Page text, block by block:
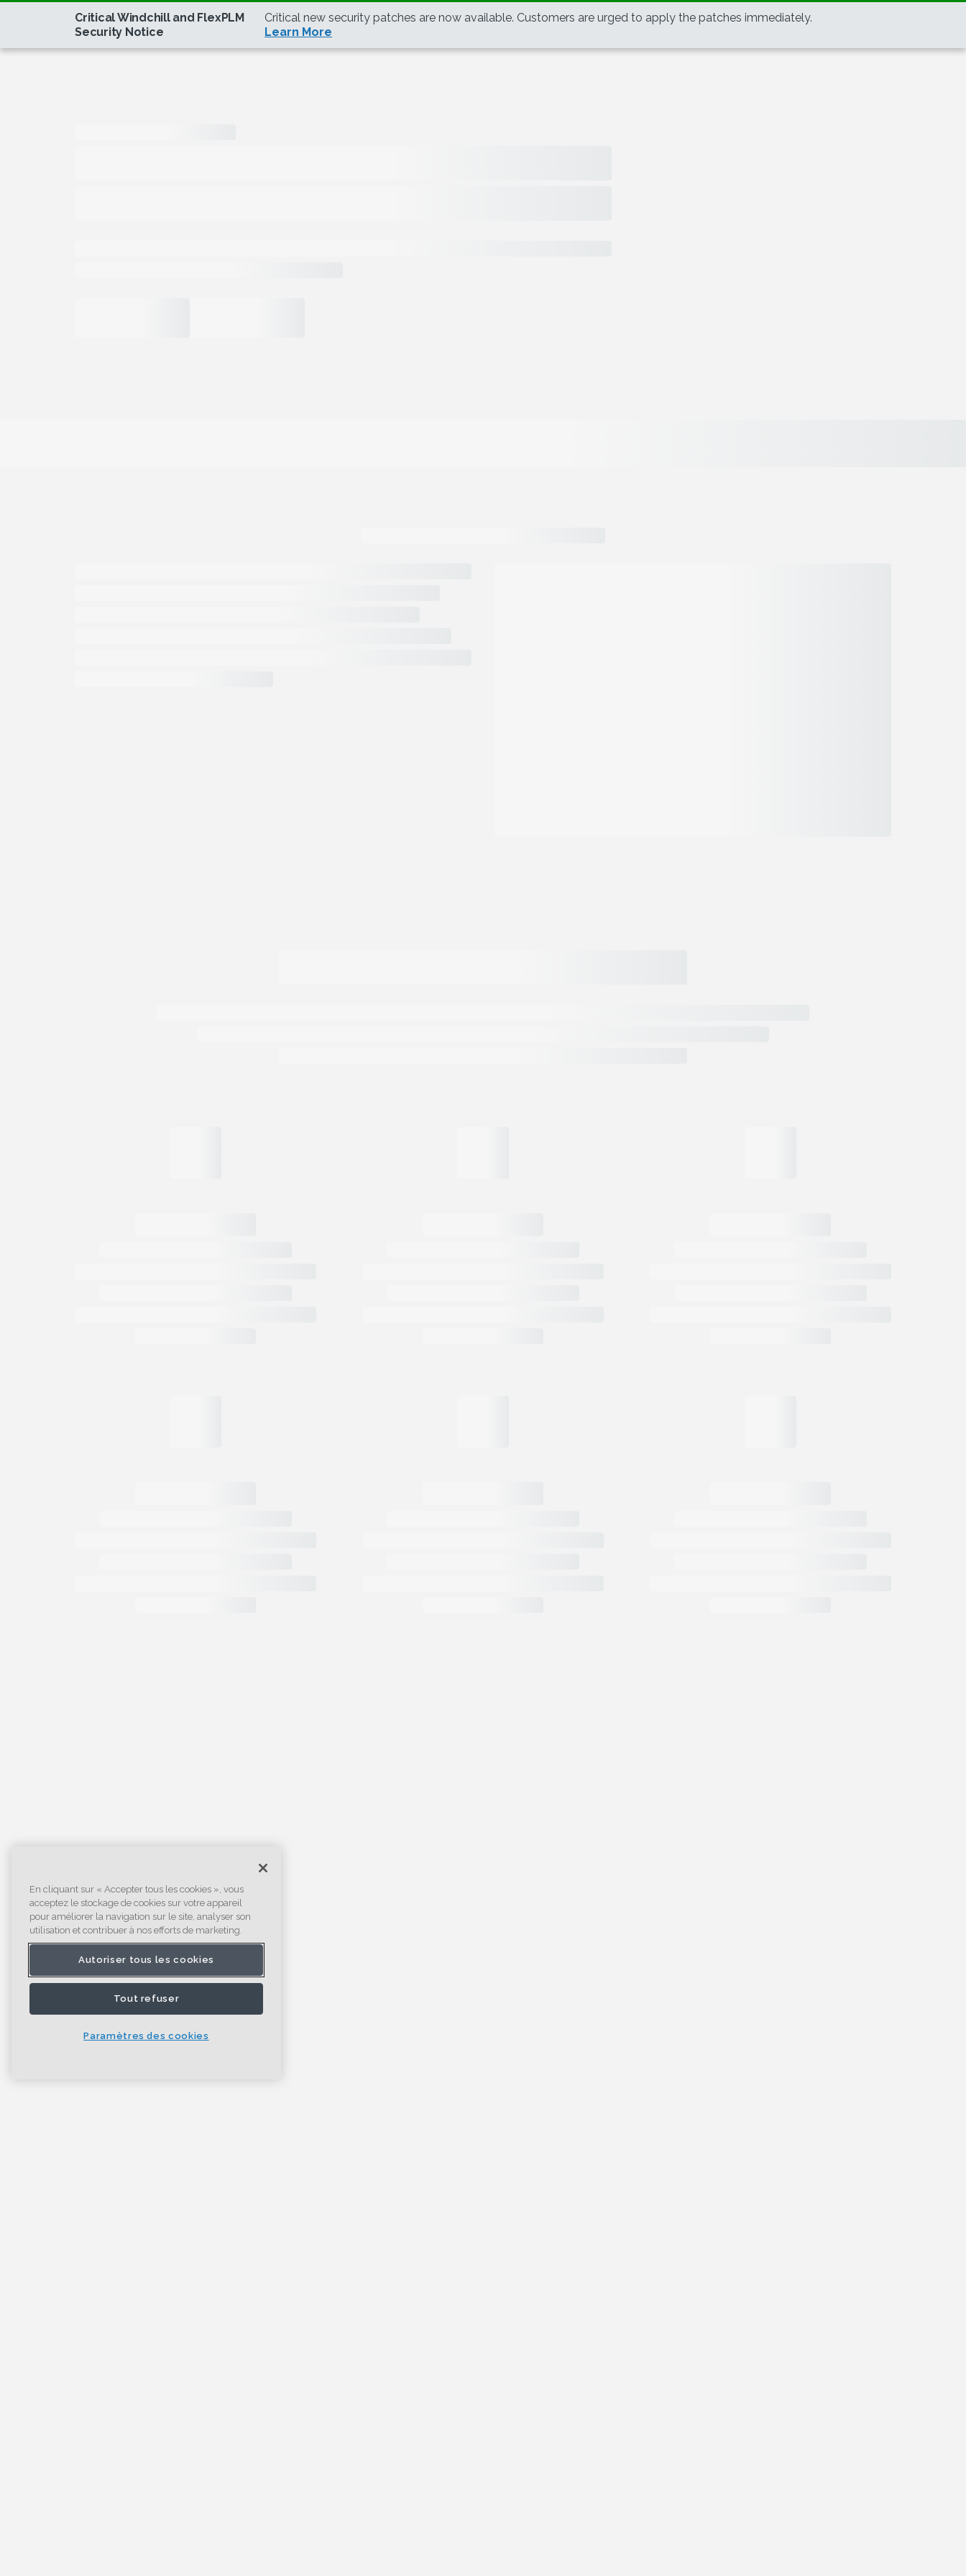
En cliquant sur « Accepter tous les cookies », vous
acceptez le stockage de cookies sur votre appareil
pour améliorer la navigation sur le site, analyser son
utilisation et contribuer à nos efforts de marketing.
Autoriser tous les cookies
Tout refuser
Paramètres des cookies